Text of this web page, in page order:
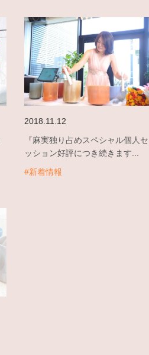
2018.11.12
『麻実独り占めスペシャル個人セ
ッション好評につき続きます...
#新着情報